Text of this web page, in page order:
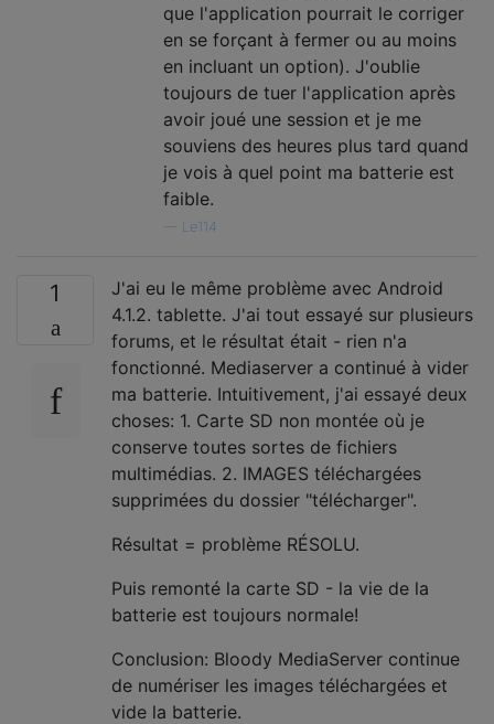
que l'application pourrait le corriger
en se forçant à fermer ou au moins
en incluant un option). J'oublie
toujours de tuer l'application après
avoir joué une session et je me
souviens des heures plus tard quand
je vois à quel point ma batterie est
faible.
Le114
1
J'ai eu le même problème avec Android
4.1.2. tablette. J'ai tout essayé sur plusieurs
forums, et le résultat était - rien n'a
fonctionné. Mediaserver a continué à vider
ma batterie. Intuitivement, j'ai essayé deux
choses: 1. Carte SD non montée où je
conserve toutes sortes de fichiers
multimédias. 2. IMAGES téléchargées
supprimées du dossier "télécharger".
Résultat = problème RÉSOLU.
Puis remonté la carte SD - la vie de la
batterie est toujours normale!
Conclusion: Bloody MediaServer continue
de numériser les images téléchargées et
vide la batterie.